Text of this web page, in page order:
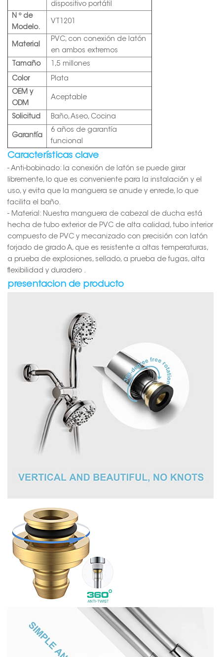
dispositivo portátil
N º de
Modelo.
VT1201
Material
PVC, con conexión de latón
en ambos extremos
Tamaño
1,5 millones
Color
Plata
OEM y
ODM
Aceptable
Solicitud Baño, Aseo, Cocina
Garantía
6 años de garantía
funcional
Características clave
- Anti-bobinado: la conexión de latón se puede girar
libremente, lo que es conveniente para la instalación y el
uso, y evita que la manguera se anude y enrede, lo que
facilita el baño.
- Material: Nuestra manguera de cabezal de ducha está
hecha de tubo exterior de PVC de alta calidad, tubo interior
compuesto de PVC y mecanizado con precisión con latón
forjado de grado A, que es resistente a altas temperaturas,
a prueba de explosiones, sellado, a prueba de fugas, alta
flexibilidad y duradero .
presentacion de producto